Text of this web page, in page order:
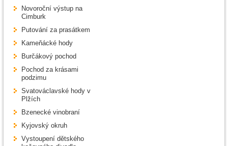
Novoroční výstup na
Cimburk
Putování za prasátkem
Kameňácké hody
Burčákový pochod
Pochod za krásami
podzimu
Svatováclavské hody v
Plžích
Bzenecké vinobraní
Kyjovský okruh
Vystoupení dětského